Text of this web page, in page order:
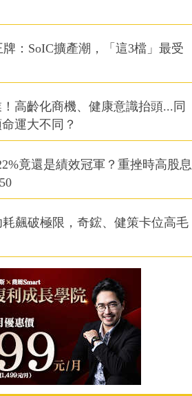
：SoIC擴產潮，「這3檔」最受
高齡化商機、健康意識抬頭...同
運大不同？
竟還是績效冠軍？重挫時高股息
飆破極限，奇鋐、健策卡位高毛